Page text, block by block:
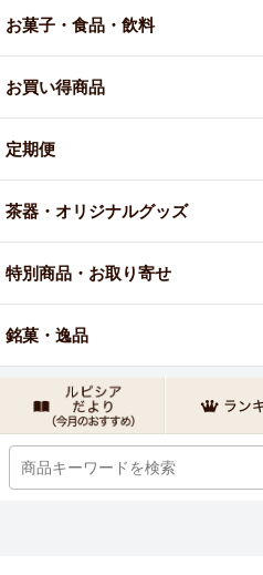
お菓子・食品・飲料
お買い得商品
定期便
茶器・オリジナルグッズ
特別商品・お取り寄せ
銘菓・逸品